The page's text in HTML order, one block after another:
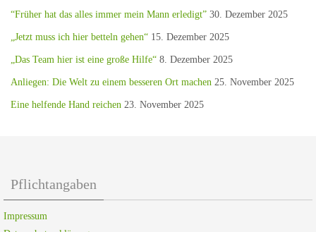
“Früher hat das alles immer mein Mann erledigt” 30. Dezember 2025
„Jetzt muss ich hier betteln gehen“ 15. Dezember 2025
„Das Team hier ist eine große Hilfe“ 8. Dezember 2025
Anliegen: Die Welt zu einem besseren Ort machen 25. November 2025
Eine helfende Hand reichen 23. November 2025
Pflichtangaben
Impressum